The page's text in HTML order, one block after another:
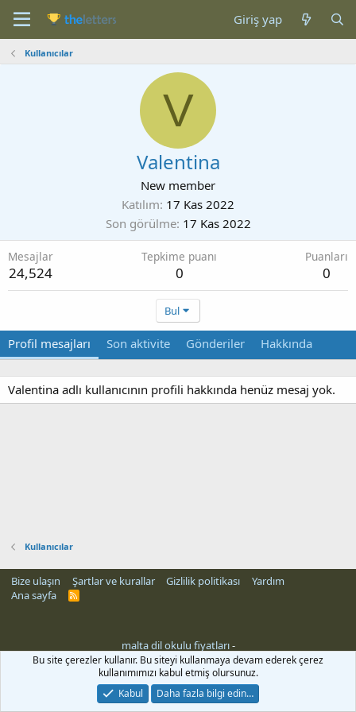
Giriş yap
Kullanıcılar
V
Valentina
New member
Katılım 17 Kas 2022
Son görülme 17 Kas 2022
Mesajlar
24,524
Tepkime puanı
0
Puanları
0
Bul
Profil mesajları Son aktivite Gönderiler Hakkında
Valentina adlı kullanıcının profili hakkında henüz mesaj yok.
Kullanıcılar
Bize ulaşın Şartlar ve kurallar Gizlilik politikası
Yardım
Ana sayfa
R
malta dil okulu fiyatları-
Bu site çerezler kullanır. Bu siteyi kullanmaya devam ederek çerez
kullanımımızı kabul etmiş olursunuz.
Kabul
Daha fazla bilgi edin…